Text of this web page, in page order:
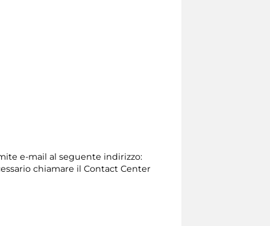
e-mail al seguente indirizzo:
chiamare il Contact Center